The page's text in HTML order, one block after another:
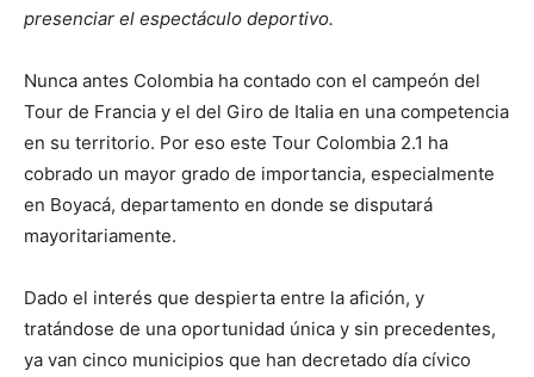
presenciar el espectáculo deportivo.
Nunca antes Colombia ha contado con el campeón del
Tour de Francia y el del Giro de Italia en una competencia
en su territorio. Por eso este Tour Colombia 2.1 ha
cobrado un mayor grado de importancia, especialmente
en Boyacá, departamento en donde se disputará
mayoritariamente.
Dado el interés que despierta entre la afición, y
tratándose de una oportunidad única y sin precedentes,
ya van cinco municipios que han decretado día cívico